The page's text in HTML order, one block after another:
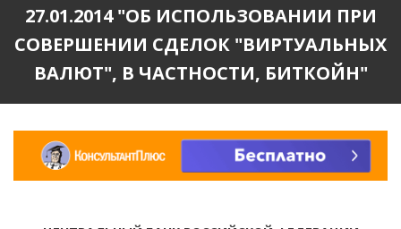
27.01.2014 "ОБ ИСПОЛЬЗОВАНИИ ПРИ
СОВЕРШЕНИИ СДЕЛОК "ВИРТУАЛЬНЫХ
ВАЛЮТ", В ЧАСТНОСТИ, БИТКОЙН"